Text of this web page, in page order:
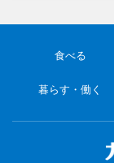
食べる
暮らす・働く